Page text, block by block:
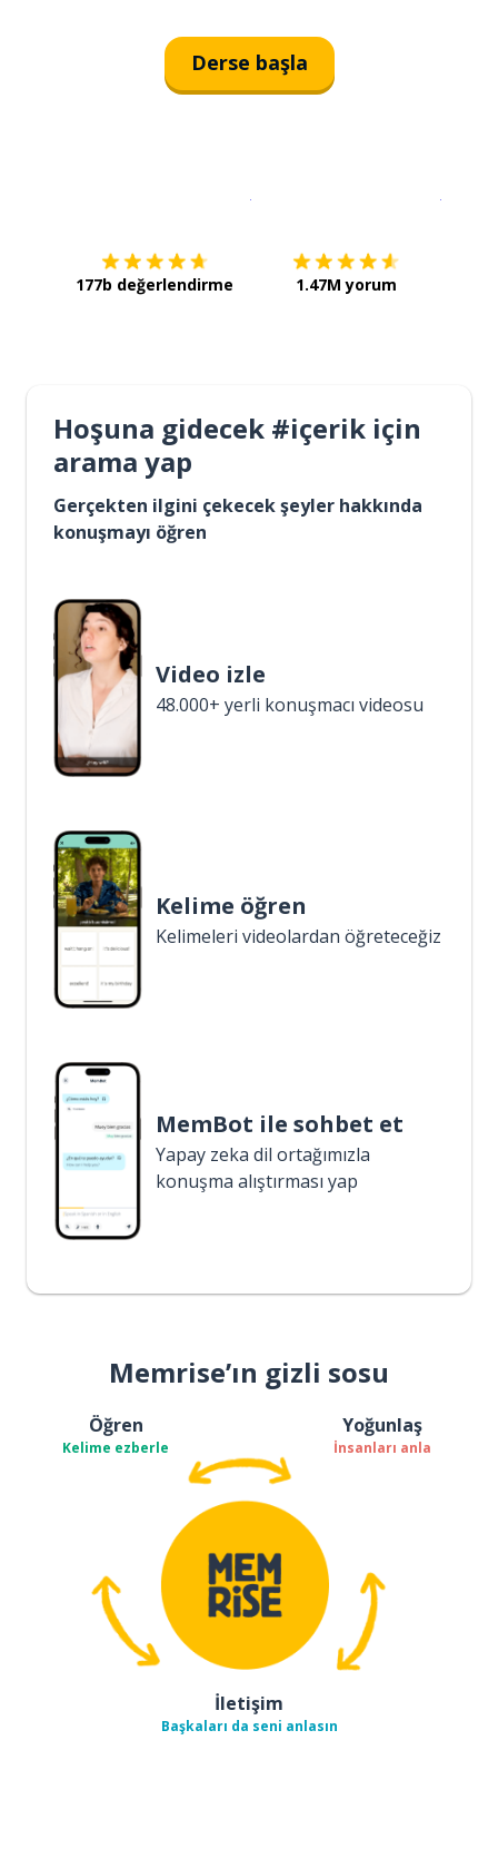
Derse başla
177b değerlendirme 1.47M yorum
Hoşuna gidecek #içerik için
arama yap
Gerçekten ilgini çekecek şeyler hakkında
konuşmayı öğren
Video izle
48.000+ yerli konuşmacı videosu
Kelime öğren
Kelimeleri videolardan öğreteceğiz
MemBot ile sohbet et
Yapay zeka dil ortağımızla
konuşma alıştırması yap
Memrise’ın gizli sosu
Öğren
Kelime ezberle
Yoğunlaş
İnsanları anla
İletişim
Başkaları da seni anlasın